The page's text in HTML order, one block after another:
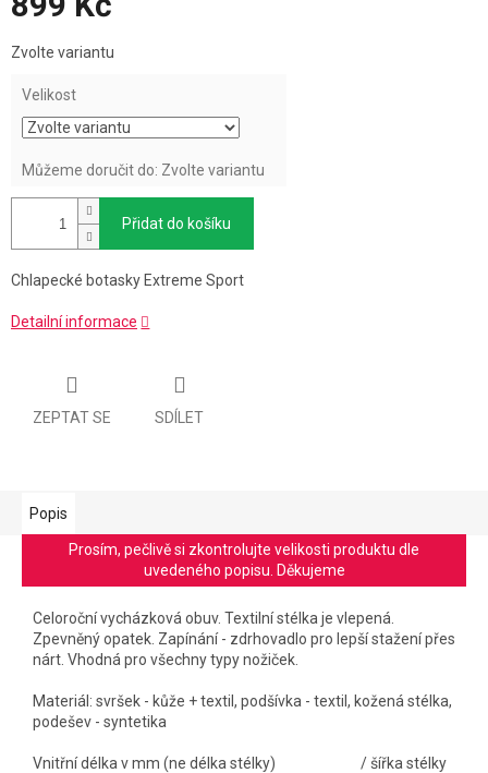
cena:
Zvolte variantu
Velikost
Můžeme doručit do: Zvolte variantu
Přidat do košíku
Chlapecké botasky Extreme Sport
Detailní informace
ZEPTAT SE SDÍLET
Popis
Prosím, pečlivě si zkontrolujte velikosti produktu dle
uvedeného popisu. Děkujeme
Celoroční vycházková obuv. Textilní stélka je vlepená.
Zpevněný opatek. Zapínání - zdrhovadlo pro lepší stažení přes
nárt. Vhodná pro všechny typy nožiček.
Materiál: svršek - kůže + textil, podšívka - textil, kožená stélka,
podešev - syntetika
Vnitřní délka v mm (ne délka stélky) / šířka stélky